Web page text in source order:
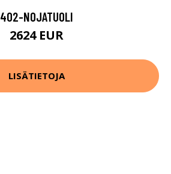
402-NOJATUOLI
2624 EUR
LISÄTIETOJA